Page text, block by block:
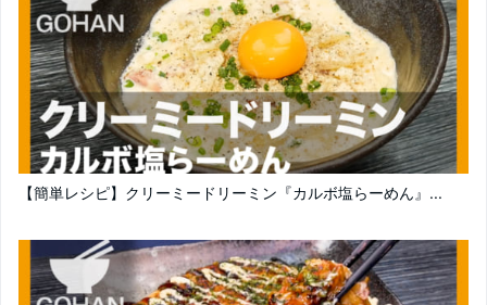
【簡単レシピ】クリーミードリーミン『カルボ塩らーめん』...